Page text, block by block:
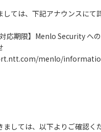
しては、下記アナウンスにて
対応期限】Menlo Security へ
menlo/
しては、以下よりご確認く